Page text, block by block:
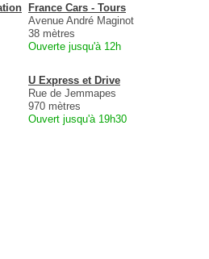
France Cars - Tours
Avenue André Maginot
38 mètres
Ouverte jusqu'à 12h
U Express et Drive
Rue de Jemmapes
970 mètres
Ouvert jusqu'à 19h30